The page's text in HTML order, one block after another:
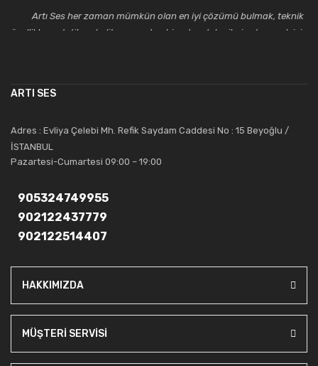
Artı Ses her zaman mümkün olan en iyi çözümü bulmak, teknik
özellikler, estetik ve kalite açısından bir adım daha ileriye taşımak için
saygıdeğer yerini kazanmıştır.
Artı Ses, güler yüzü ve deneyimi ile bu gün ve gelecekte
güvenebileceğiniz bir tercihtir.
ARTI SES
Adres : Evliya Çelebi Mh. Refik Saydam Caddesi No : 15 Beyoğlu /
İSTANBUL
Pazartesi-Cumartesi 09:00 – 19:00
905324749955
902122437779
902122514407
HAKKIMIZDA
MÜŞTERİ SERVİSİ